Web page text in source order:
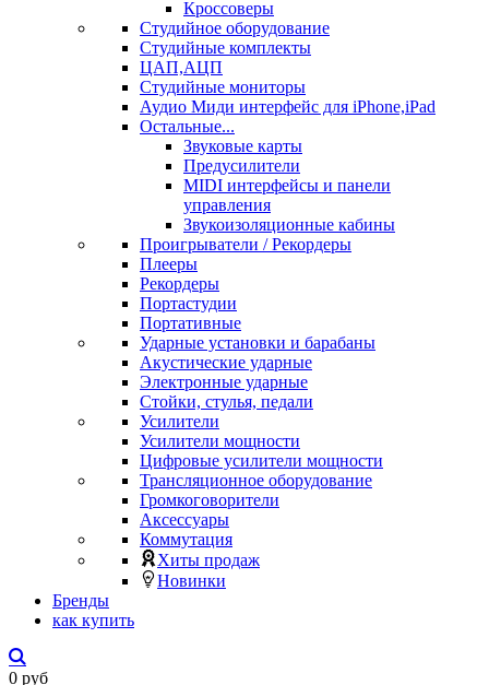
Кроссоверы
Студийное оборудование
Студийные комплекты
ЦАП,АЦП
Студийные мониторы
Аудио Миди интерфейс для iPhone,iPad
Остальные...
Звуковые карты
Предусилители
MIDI интерфейсы и панели
управления
Звукоизоляционные кабины
Проигрыватели / Рекордеры
Плееры
Рекордеры
Портастудии
Портативные
Ударные установки и барабаны
Акустические ударные
Электронные ударные
Стойки, стулья, педали
Усилители
Усилители мощности
Цифровые усилители мощности
Трансляционное оборудование
Громкоговорители
Аксессуары
Коммутация
Хиты продаж
Новинки
Бренды
как купить
0 руб